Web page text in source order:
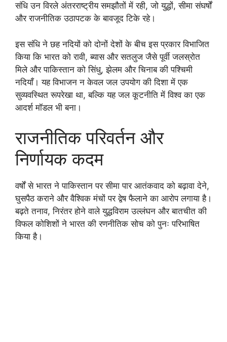
संधि उन विरले अंतरराष्ट्रीय समझौतों में रही, जो युद्धों, सीमा संघर्षों
और राजनीतिक उठापटक के बावजूद टिके रहे।
इस संधि ने छह नदियों को दोनों देशों के बीच इस प्रकार विभाजित
किया कि भारत को रावी, ब्यास और सतलुज जैसे पूर्वी जलस्रोत
मिले और पाकिस्तान को सिंधु, झेलम और चिनाब की पश्चिमी
नदियाँ। यह विभाजन न केवल जल उपयोग की दिशा में एक
सुव्यवस्थित रूपरेखा था, बल्कि यह जल कूटनीति में विश्व का एक
आदर्श मॉडल भी बना।
राजनीतिक परिवर्तन और
निर्णायक कदम
वर्षों से भारत ने पाकिस्तान पर सीमा पार आतंकवाद को बढ़ावा देने,
घुसपैठ कराने और वैश्विक मंचों पर द्वेष फैलाने का आरोप लगाया है।
बढ़ते तनाव, निरंतर होने वाले युद्धविराम उल्लंघन और बातचीत की
विफल कोशिशों ने भारत की रणनीतिक सोच को पुनः परिभाषित
किया है।